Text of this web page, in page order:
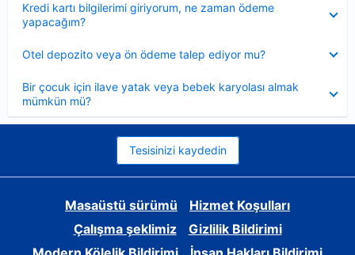
Kredi kartı bilgilerimi giriyorum, ne zaman ödeme
yapacağım?
Otel depozito veya ön ödeme talep ediyor mu?
Bir çocuk için ilave yatak veya bebek karyolası almak
mümkün mü?
Tesisinizi kaydedin
Masaüstü sürümü
Hizmet Koşulları
Çalışma şeklimiz
Gizlilik Bildirimi